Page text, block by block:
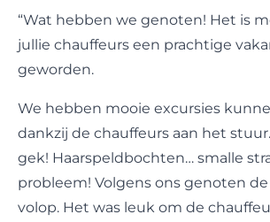
“Wat hebben we genoten! Het is
jullie chauffeurs een prachtige
geworden.
We hebben mooie excursies
dankzij de chauffeurs aan het
gek! Haarspeldbochten… smalle
probleem! Volgens ons genoten
volop. Het was leuk om de